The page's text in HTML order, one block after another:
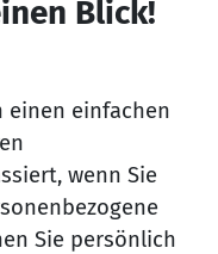
Blick!
einen einfachen
wenn Sie
Sie persönlich